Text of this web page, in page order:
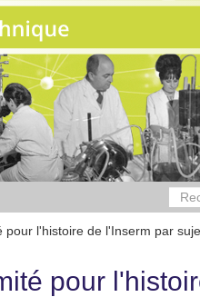
pour l'histoire de l'Inserm par
pour